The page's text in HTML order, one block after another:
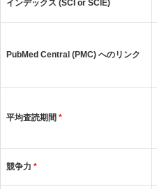
インデックス (SCI or SCIE)
PubMed Central (PMC) へのリンク
平均査読期間 *
競争力 *